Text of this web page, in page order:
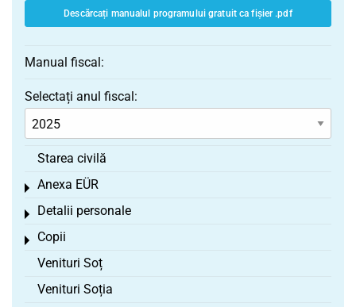
Descărcați manualul programului gratuit ca fișier .pdf
Manual fiscal:
Selectați anul fiscal:
Starea civilă
Anexa EÜR
Toggle menu
Detalii personale
Toggle menu
Copii
Toggle menu
Venituri Soț
Venituri Soția